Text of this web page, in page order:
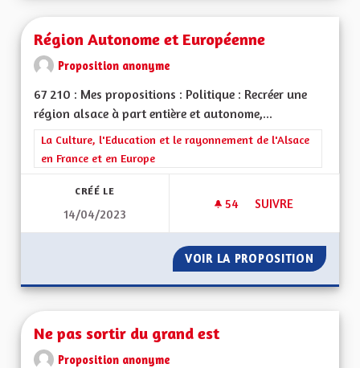
Région Autonome et Européenne
Proposition anonyme
67 210 : Mes propositions : Politique : Recréer une
région alsace à part entière et autonome,...
Filtrer les résultats de la catégorie : La Culture, l'Education et
La Culture, l'Education et le rayonnement de l'Alsace
en France et en Europe
CRÉÉ LE
14/04/2023
54 54 ABONNÉS
SUIVRE
VOIR LA PROPOSITION
Ne pas sortir du grand est
Proposition anonyme